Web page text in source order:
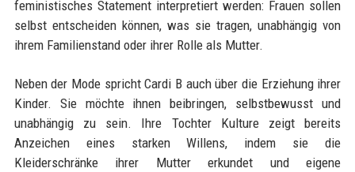
feministisches Statement interpretiert werden: Frauen sollen
selbst entscheiden können, was sie tragen, unabhängig von
ihrem Familienstand oder ihrer Rolle als Mutter.
Neben der Mode spricht Cardi B auch über die Erziehung ihrer
Kinder. Sie möchte ihnen beibringen, selbstbewusst und
unabhängig zu sein. Ihre Tochter Kulture zeigt bereits
Anzeichen eines starken Willens, indem sie die
Kleiderschränke ihrer Mutter erkundet und eigene